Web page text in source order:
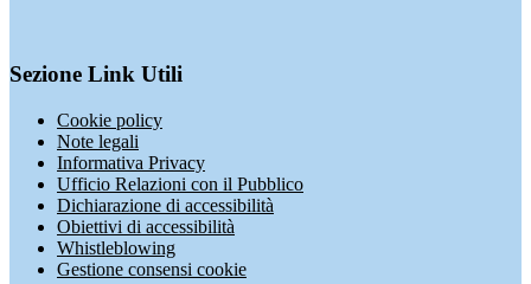
Sezione Link Utili
Cookie policy
Note legali
Informativa Privacy
Ufficio Relazioni con il Pubblico
Dichiarazione di accessibilità
Obiettivi di accessibilità
Whistleblowing
Gestione consensi cookie